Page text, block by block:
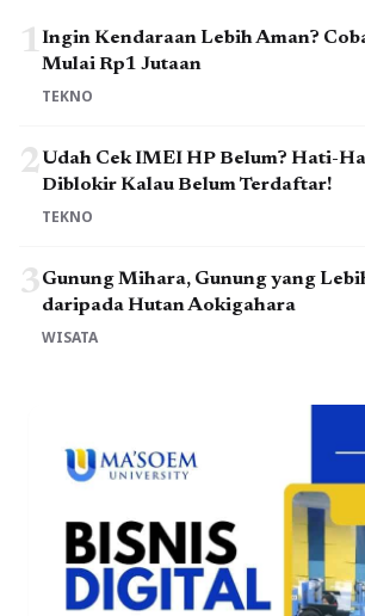
1Ingin Kendaraan Lebih Aman?
Mulai Rp1 Jutaan
TEKNO
2Udah Cek IMEI HP Belum? Hati-
Diblokir Kalau Belum Terdaftar!
TEKNO
3Gunung Mihara, Gunung yang
daripada Hutan Aokigahara
WISATA